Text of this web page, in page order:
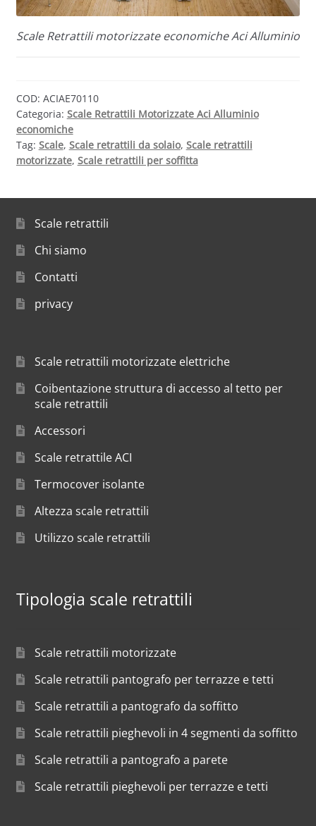
Scale Retrattili motorizzate economiche Aci Alluminio
COD: ACIAE70110
Categoria: Scale Retrattili Motorizzate Aci Alluminio
economiche
Tag: Scale, Scale retrattili da solaio, Scale retrattili
motorizzate, Scale retrattili per soffitta
Scale retrattili
Chi siamo
Contatti
privacy
Scale retrattili motorizzate elettriche
Coibentazione struttura di accesso al tetto per
scale retrattili
Accessori
Scale retrattile ACI
Termocover isolante
Altezza scale retrattili
Utilizzo scale retrattili
Tipologia scale retrattili
Scale retrattili motorizzate
Scale retrattili pantografo per terrazze e tetti
Scale retrattili a pantografo da soffitto
Scale retrattili pieghevoli in 4 segmenti da soffitto
Scale retrattili a pantografo a parete
Scale retrattili pieghevoli per terrazze e tetti